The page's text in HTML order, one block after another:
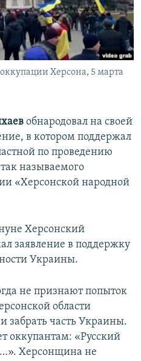
Херсона, 5 марта
обнародовал на своей
в котором поддержал
по проведению
называемого
«Херсонской народной
Херсонский
заявление в поддержку
Украины.
не признают попыток
области
забрать часть Украины.
оккупантам: «Русский
Херсонщина не